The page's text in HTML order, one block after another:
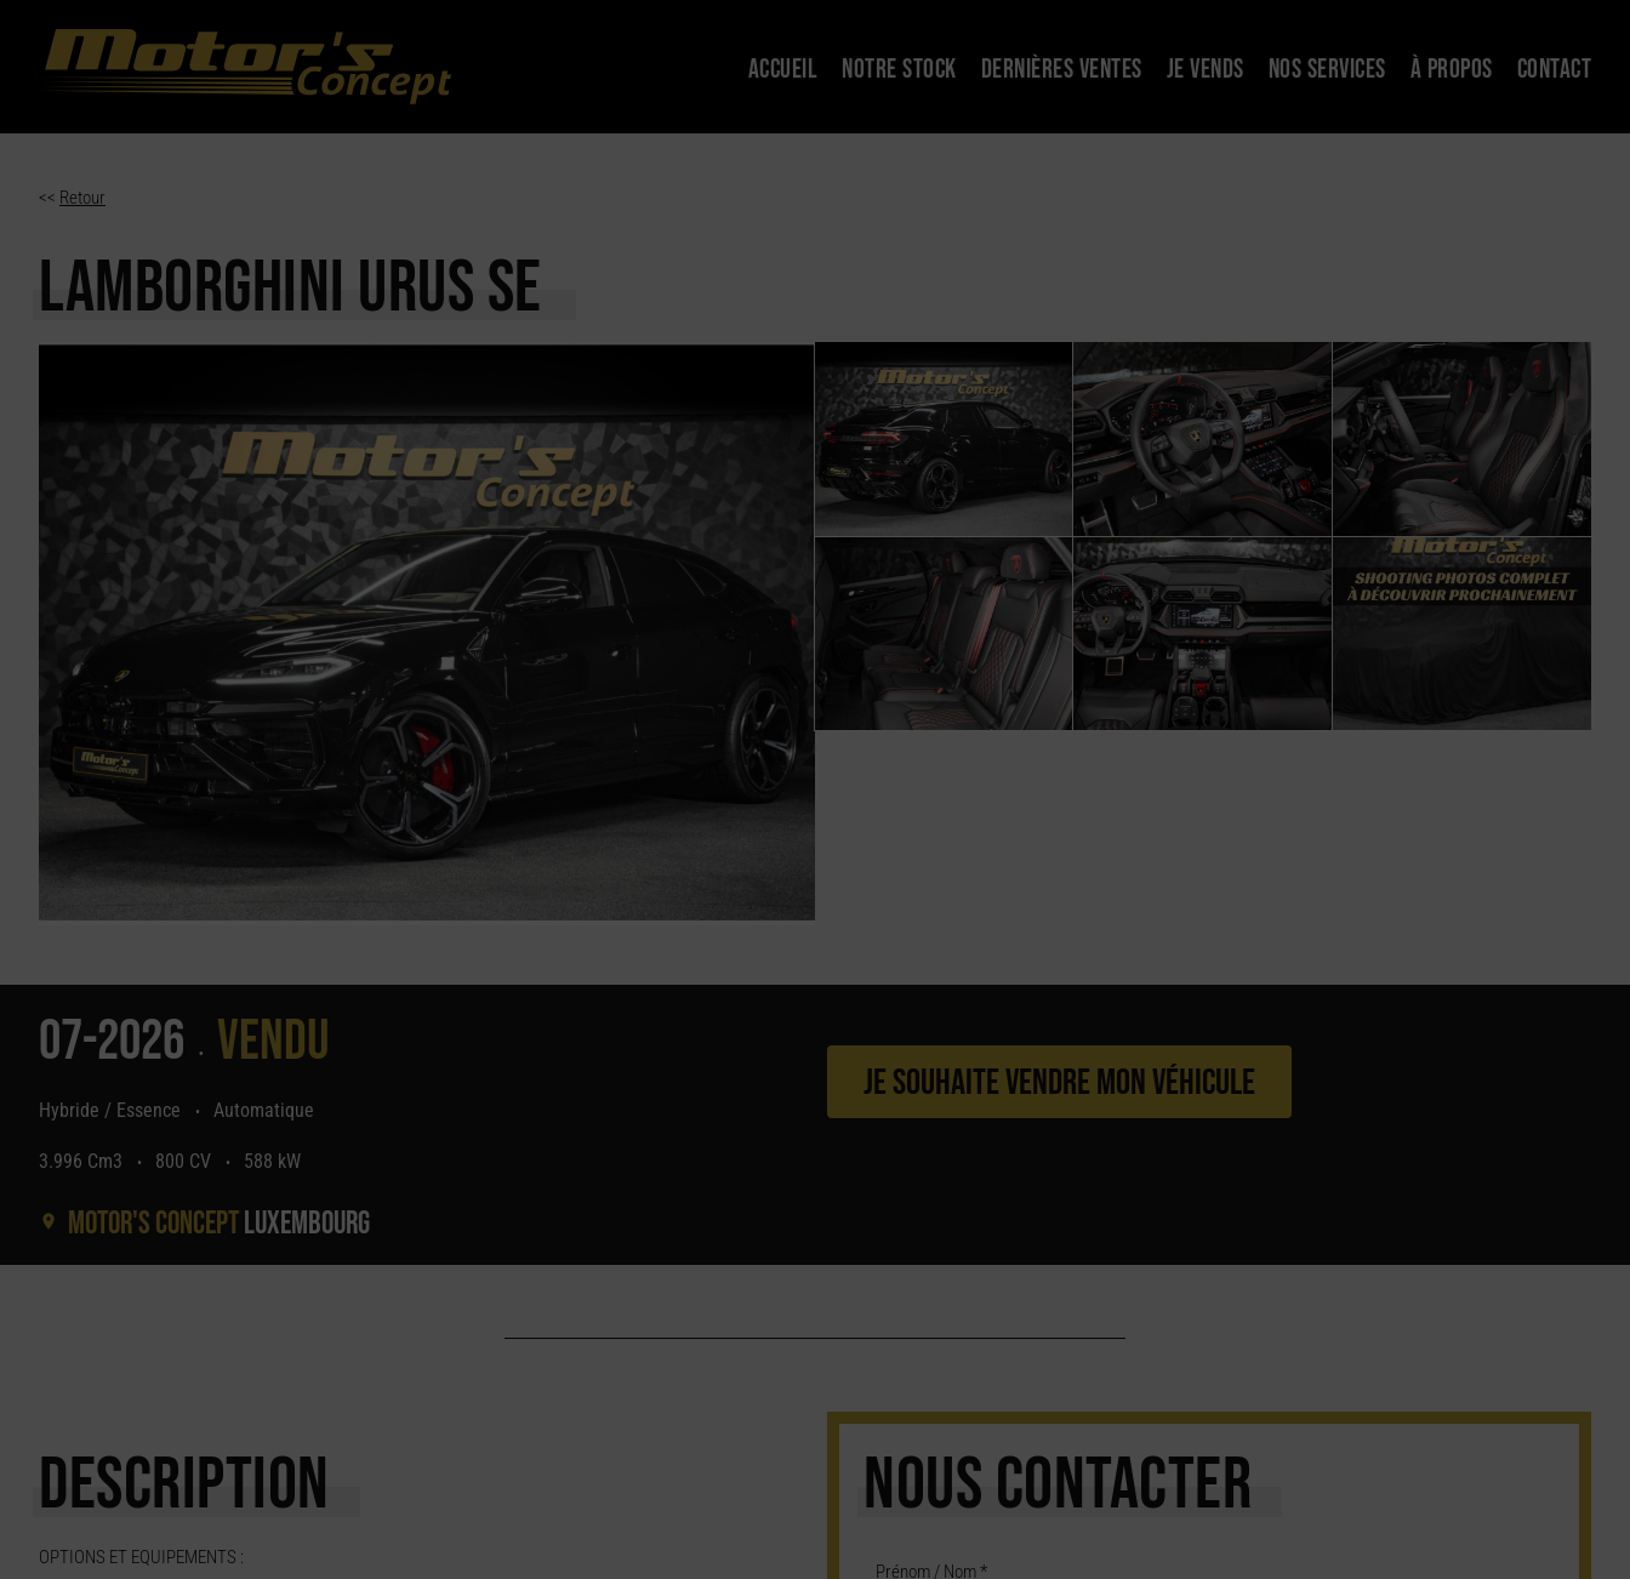
ACCUEIL NOTRE STOCK DERNIÈRES VENTES JE VENDS NOS SERVICES À PROPOS CONTACT
<< Retour
LAMBORGHINI URUSSE
07-2026 • Vendu
Hybride / Essence • Automatique
3.996 Cm3 • 800 CV • 588 kW
Motor's conceptLuxembourg
Je souhaite vendre mon véhicule
DESCRIPTION
OPTIONS ET EQUIPEMENTS :
NOUS CONTACTER